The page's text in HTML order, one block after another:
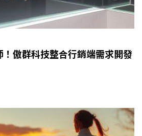
傲群科技整合行銷端需求開發